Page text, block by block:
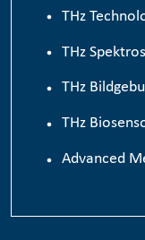
THz
THz
THz
THz
Advanced